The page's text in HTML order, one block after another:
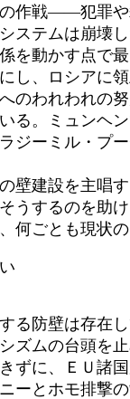
作戦――犯罪
ステムは崩壊
動かす点で
し、ロシアに
われわれの
る。ミュンヘ
ジーミル・プ
建設を主唱
うするのを助
何ごとも現状の
防壁は存在
ズムの台頭を
ずに、ＥＵ諸
とホモ排撃